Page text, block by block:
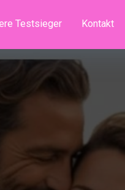
Testsieger Kontakt